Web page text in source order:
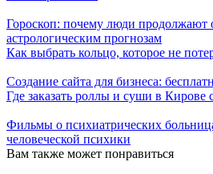
Гороскоп: почему люди продолжают
астрологическим прогнозам
Как выбрать кольцо, которое не
Создание сайта для бизнеса:
Где заказать роллы и суши в Кирове
Фильмы о психиатрических
человеческой психики
Вам также может понравиться